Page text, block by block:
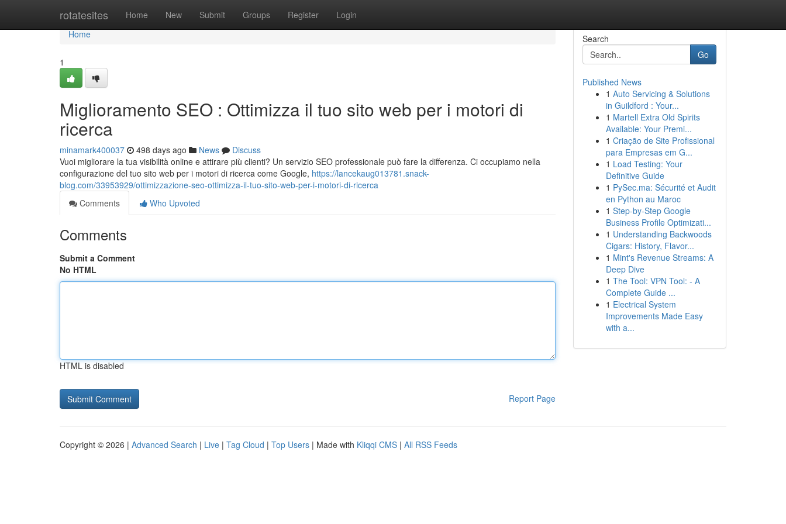
rotatesites Home New Submit Groups Register Login
Home
Home
1
Miglioramento SEO : Ottimizza il tuo sito web per i motori di
ricerca
minamark400037 498 days ago News
Discuss
Vuoi migliorare la tua visibilità online e attirare più clienti? Un servizio SEO professionale può fare la differenza. Ci occupiamo nella
configurazione del tuo sito web per i motori di ricerca come Google, https://lancekaug013781.snack-
blog.com/33953929/ottimizzazione-seo-ottimizza-il-tuo-sito-web-per-i-motori-di-ricerca
Comments
Who Upvoted
Comments
Submit a Comment
No HTML
HTML is disabled
Report Page
Search
Go
Published News
1 Auto Servicing & Solutions
in Guildford : Your...
1 Martell Extra Old Spirits
Available: Your Premi...
1 Criação de Site Profissional
para Empresas em G...
1 Load Testing: Your
Definitive Guide
1 PySec.ma: Sécurité et Audit
en Python au Maroc
1 Step-by-Step Google
Business Profile Optimizati...
1 Understanding Backwoods
Cigars: History, Flavor...
1 Mint's Revenue Streams: A
Deep Dive
1 The Tool: VPN Tool: - A
Complete Guide ...
1 Electrical System
Improvements Made Easy
with a...
Copyright © 2026 | Advanced Search | Live | Tag Cloud | Top Users | Made with Kliqqi CMS | All RSS Feeds